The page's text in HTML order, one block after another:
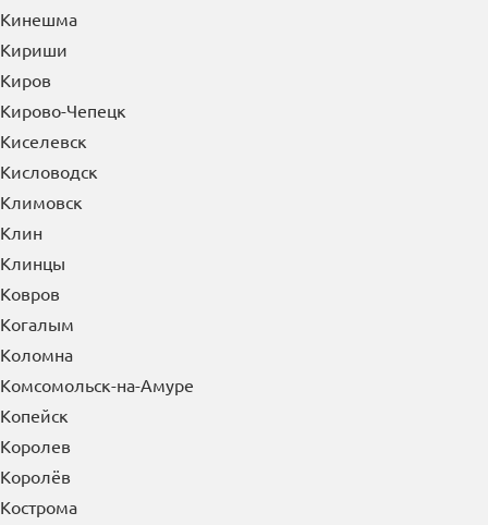
Кинешма
Кириши
Киров
Кирово-Чепецк
Киселевск
Кисловодск
Климовск
Клин
Клинцы
Ковров
Когалым
Коломна
Комсомольск-на-Амуре
Копейск
Королев
Королёв
Кострома